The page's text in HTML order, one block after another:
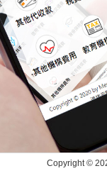
Copyright ©